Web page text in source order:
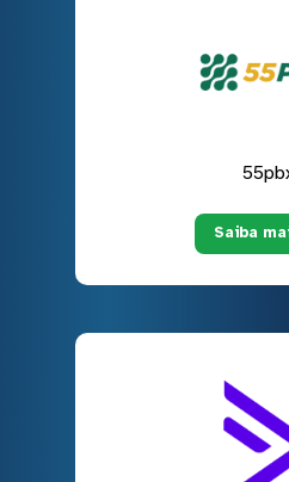
Saiba